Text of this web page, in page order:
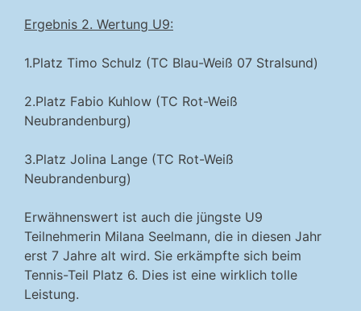
Ergebnis 2. Wertung U9:
1.Platz Timo Schulz (TC Blau-Weiß 07 Stralsund)
2.Platz Fabio Kuhlow (TC Rot-Weiß
Neubrandenburg)
3.Platz Jolina Lange (TC Rot-Weiß
Neubrandenburg)
Erwähnenswert ist auch die jüngste U9
Teilnehmerin Milana Seelmann, die in diesen Jahr
erst 7 Jahre alt wird. Sie erkämpfte sich beim
Tennis-Teil Platz 6. Dies ist eine wirklich tolle
Leistung.